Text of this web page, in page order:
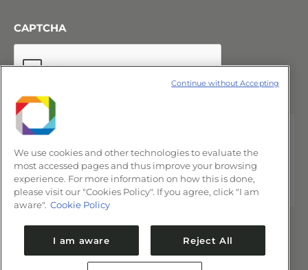
CAPTCHA
We use cookies and other technologies to evaluate the
most accessed pages and thus improve your browsing
experience. For more information on how this is done,
please visit our "Cookies Policy". If you agree, click "I am
aware". Cookie Policy
I am aware Reject All
Continue without Accepting